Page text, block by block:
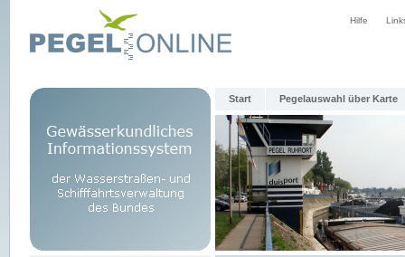
Hilfe
Start Pegelauswahl über Karte